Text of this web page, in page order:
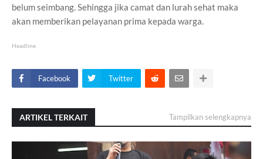
belum seimbang. Sehingga jika camat dan lurah sehat maka
akan memberikan pelayanan prima kepada warga.
Headline
Facebook Twitter
ARTIKEL TERKAIT Tampilkan selengkapnya